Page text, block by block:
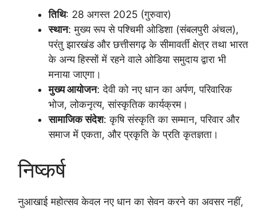
तिथि: 28 अगस्त 2025 (गुरुवार)
स्थान: मुख्य रूप से पश्चिमी ओडिशा (संबलपुरी अंचल),
परंतु झारखंड और छत्तीसगढ़ के सीमावर्ती क्षेत्र तथा भारत
के अन्य हिस्सों में रहने वाले ओडिया समुदाय द्वारा भी
मनाया जाएगा।
मुख्य आयोजन: देवी को नए धान का अर्पण, परिवारिक
भोज, लोकनृत्य, सांस्कृतिक कार्यक्रम।
सामाजिक संदेश: कृषि संस्कृति का सम्मान, परिवार और
समाज में एकता, और प्रकृति के प्रति कृतज्ञता।
निष्कर्ष
नुआखाई महोत्सव केवल नए धान का सेवन करने का अवसर नहीं,